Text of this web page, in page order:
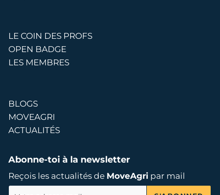
LE COIN DES PROFS
OPEN BADGE
LES MEMBRES
BLOGS
MOVEAGRI
ACTUALITÉS
Abonne-toi à la newsletter
Reçois les actualités de MoveAgripar mail